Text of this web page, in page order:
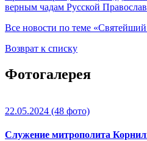
верным чадам Русской
Все новости по теме
Возврат к списку
Фотогалерея
22.05.2024 (48 фото)
Служение митрополита